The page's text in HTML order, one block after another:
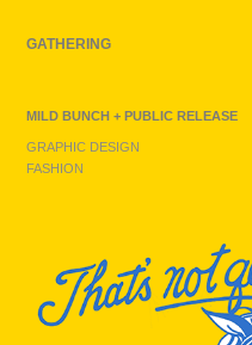
GATHERING
MILD BUNCH + PUBLIC RELEASE
GRAPHIC DESIGN
FASHION